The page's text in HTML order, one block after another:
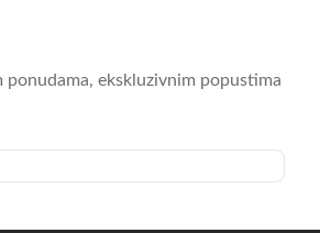
ekskluzivnim popustima